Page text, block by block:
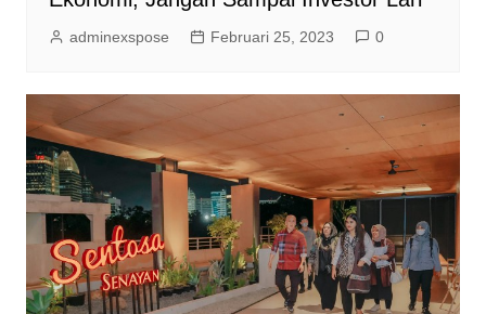
adminexspose Februari 25, 2023 0